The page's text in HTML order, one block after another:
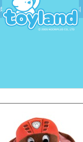
회원가입 주문조회